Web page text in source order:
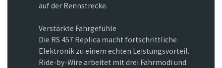
auf der Rennstrecke.
Verstärkte Fahrgefühle
Die RS 457 Replica macht fortschrittliche
Elektronik zu einem echten Leistungsvorteil.
Ride-by-Wire arbeitet mit drei Fahrmodi und